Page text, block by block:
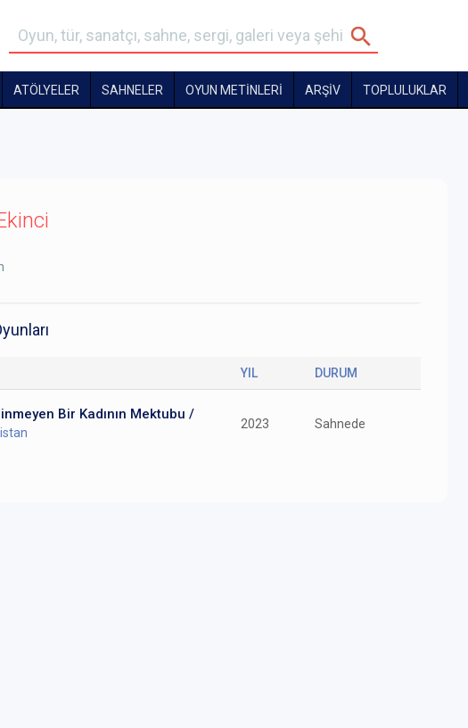
ATÖLYELER SAHNELER OYUN METİNLERİ ARŞİV TOPLULUKLAR
YIL DURUM
Bir Kadının Mektubu /
2023 Sahnede